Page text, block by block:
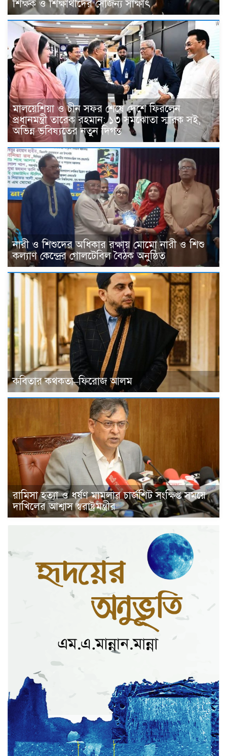
শিক্ষক ও শিক্ষার্থীদের সৌজন্য সাক্ষাৎ
মালয়েশিয়া ও চীন সফর শেষে দেশে ফিরলেন
প্রধানমন্ত্রী তারেক রহমান: ১৩ সমঝোতা স্মারক সই,
অভিন্ন ভবিষ্যতের নতুন দিগন্ত
নারী ও শিশুদের অধিকার রক্ষায় মোমো নারী ও শিশু
কল্যাণ কেন্দ্রের গোলটেবিল বৈঠক অনুষ্ঠিত
কবিতার কথকতা–ফিরোজ আলম
রামিসা হত্যা ও ধর্ষণ মামলার চার্জশিট সংক্ষিপ্ত সময়ে
দাখিলের আশ্বাস স্বরাষ্ট্রমন্ত্রীর